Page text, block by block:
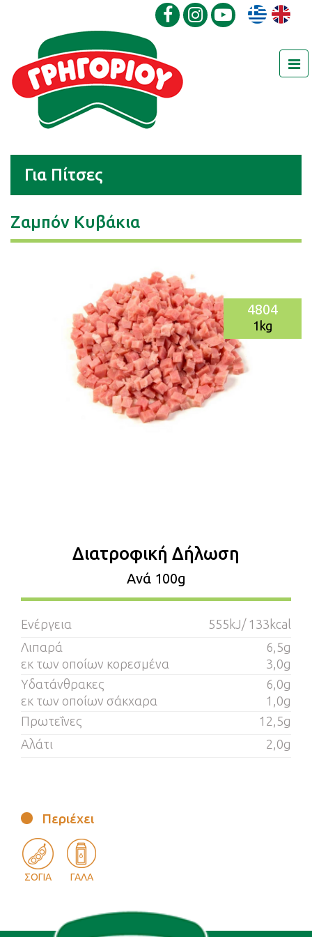
Για Πίτσες
Ζαμπόν Κυβάκια
4804
1kg
Διατροφική Δήλωση
Aνά 100g
Ενέργεια
555kJ/ 133kcal
Λιπαρά
6,5g
εκ των οποίων κορεσμένα
3,0g
Υδατάνθρακες
6,0g
εκ των οποίων σάκχαρα
1,0g
Πρωτεΐνες
12,5g
Αλάτι
2,0g
Περιέχει
ΣΟΓΙΑ ΓΑΛΑ